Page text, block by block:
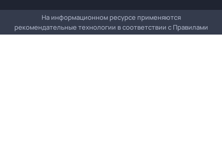
На информационном ресурсе применяются
рекомендательные технологии в соответствии с Правилами